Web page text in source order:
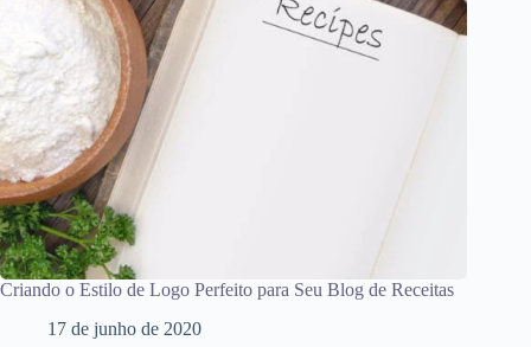
Criando o Estilo de Logo Perfeito para Seu Blog de Receitas
17 de junho de 2020